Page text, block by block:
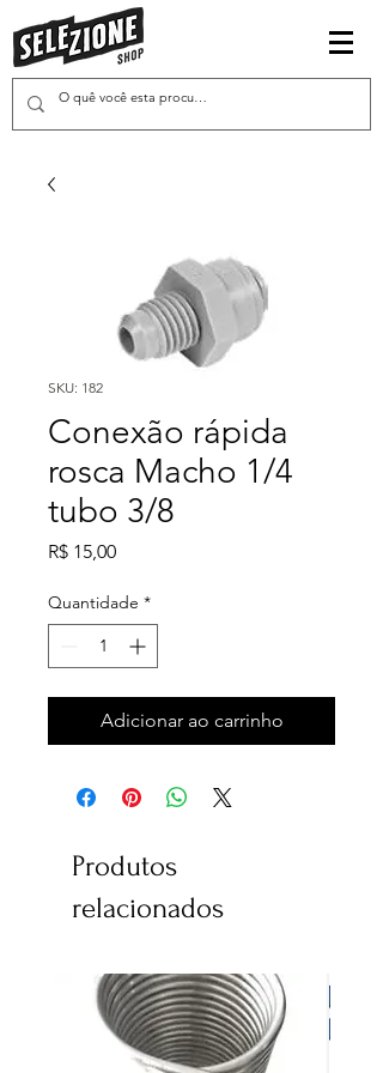
SKU: 182
Conexão rápida
rosca Macho 1/4
tubo 3/8
R$ 15,00Preço
Quantidade *
Adicionar ao carrinho
Produtos
relacionados